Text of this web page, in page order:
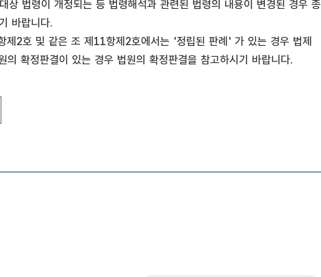
법령이 개정되는 등 법령해석과 관련된 법령의 내용이 변경된 경우 종
바랍니다.
제2호 및 같은 조 제11항제2호에서는 '정립된 판례' 가 있는 경우 법제
확정판결이 있는 경우 법원의 확정판결을 참고하시기 바랍니다.